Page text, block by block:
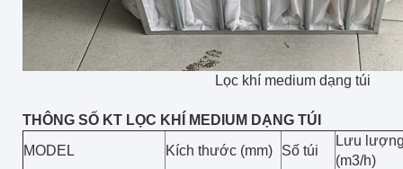
Lọc khí medium dạng túi
THÔNG SỐ KT LỌC KHÍ MEDIUM DẠNG TÚI
MODEL
Kích thước (mm) Số túi
Lưu
(m3/h)